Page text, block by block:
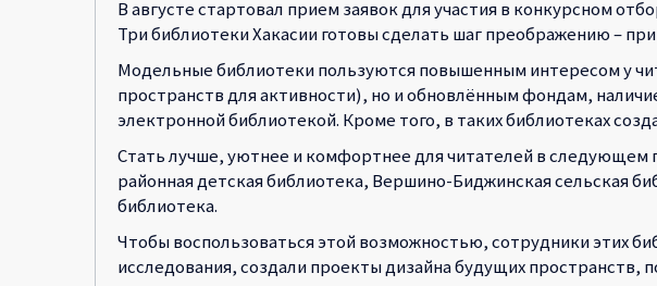
В августе стартовал прием заявок для участия в конкурсном
Три библиотеки Хакасии готовы сделать шаг преображению –
Модельные библиотеки пользуются повышенным интересом у
пространств для активности), но и обновлённым фондам,
электронной библиотекой. Кроме того, в таких библиотеках
Стать лучше, уютнее и комфортнее для читателей в следующем
районная детская библиотека, Вершино-Биджинская сельская
библиотека.
Чтобы воспользоваться этой возможностью, сотрудники этих
исследования, создали проекты дизайна будущих пространств,